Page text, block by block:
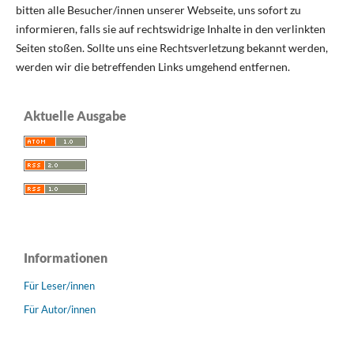
bitten alle Besucher/innen unserer Webseite, uns sofort zu
informieren, falls sie auf rechtswidrige Inhalte in den verlinkten
Seiten stoßen. Sollte uns eine Rechtsverletzung bekannt werden,
werden wir die betreffenden Links umgehend entfernen.
Aktuelle Ausgabe
Informationen
Für Leser/innen
Für Autor/innen